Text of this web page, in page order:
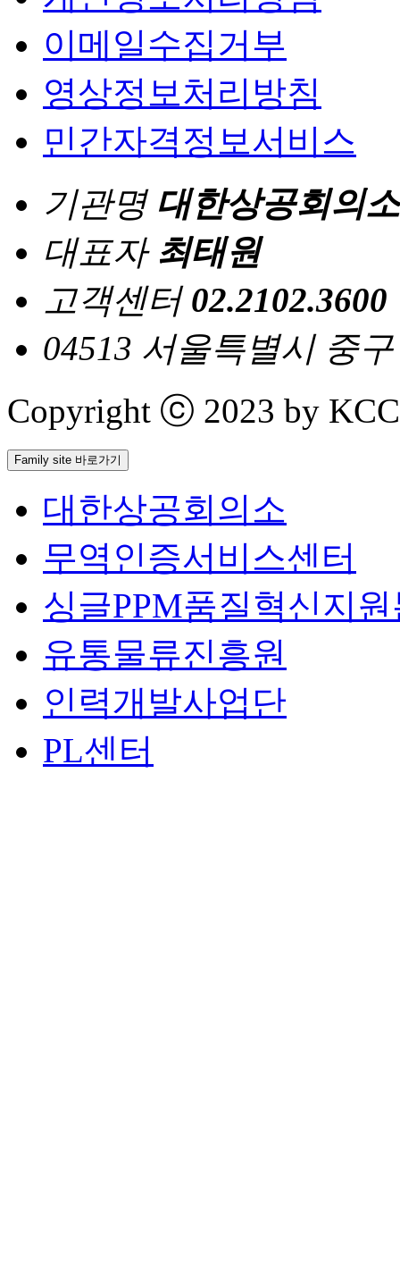
이메일수집거부
영상정보처리방침
민간자격정보서비스
기관명 대한상공회의소
대표자 최태원
고객센터 02.2102.3600
04513 서울특별시 중
Copyright ⓒ 2023 by
Family site 바로가기
대한상공회의소
무역인증서비스센터
싱글PPM품질혁신지
유통물류진흥원
인력개발사업단
PL센터